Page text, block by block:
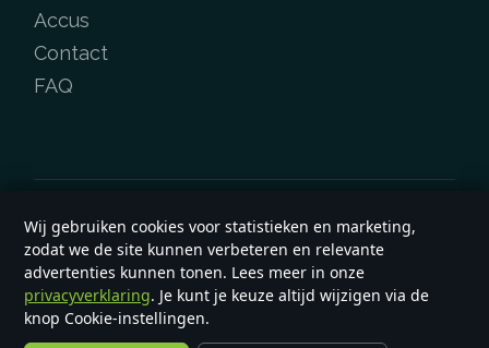
Accus
Contact
FAQ
Copyright © 2026e-werf.nl
Algemene voorwaarden
Wij gebruiken cookies voor statistieken en marketing,
zodat we de site kunnen verbeteren en relevante
advertenties kunnen tonen. Lees meer in onze
privacyverklaring. Je kunt je keuze altijd wijzigen via de
knop Cookie-instellingen.